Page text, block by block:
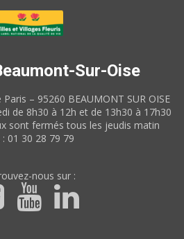
Sur-Oise
Paris – 95260 BEAUMONT SUR OISE
de 8h30 à 12h et de 13h30 à 17h30
sont fermés tous les jeudis matin
: 01 30 28 79 79
nous sur :